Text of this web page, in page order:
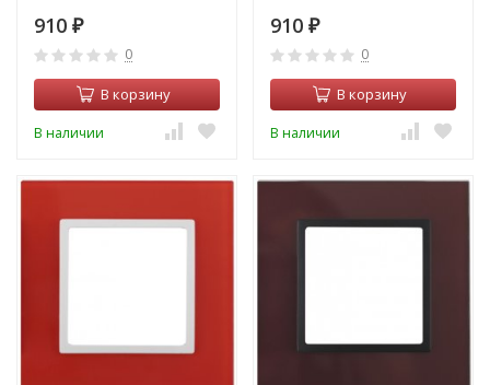
910 ₽
0
В корзину
В наличии
910 ₽
0
В корзину
В наличии